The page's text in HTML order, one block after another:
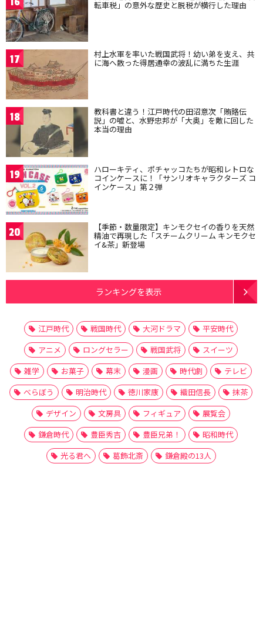
転車税」の意外な歴史と脱税が横行した理由
17 村上水軍を率いた戦国武将！幼い弟を支え、共
に海へ散った得居通幸の波乱に満ちた生涯
18 教科書と違う！江戸時代の田沼意次「賄賂伝
説」の嘘と、水野忠邦が「大奥」を敵に回した
本当の理由
19 ハローキティ、ポチャッコたちが昭和レトロな
コインケースに！「サンリオキャラクターズ コ
インケース」第２弾
20 【季節・数量限定】キンモクセイの香りを天然
精油で再現した「スチームクリーム キンモクセ
イ&茶」新登場
ランキングを表示
江戸時代 戦国時代 大河ドラマ
平安時代
アニメ
ロングセラー 戦国武将
スイーツ
雑学
お菓子 幕末 漫画 時代劇
テレビ
べらぼう
明治時代 徳川家康 織田信長
抹茶
デザイン
文房具 フィギュア
展覧会
鎌倉時代
豊臣秀吉 豊臣兄弟！
昭和時代
光る君へ
葛飾北斎 鎌倉殿の13人